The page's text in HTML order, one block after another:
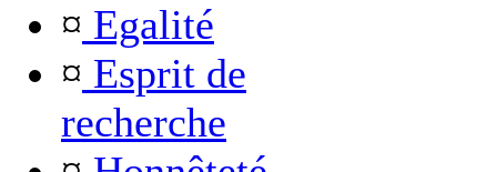
¤ Egalité
¤ Esprit de
recherche